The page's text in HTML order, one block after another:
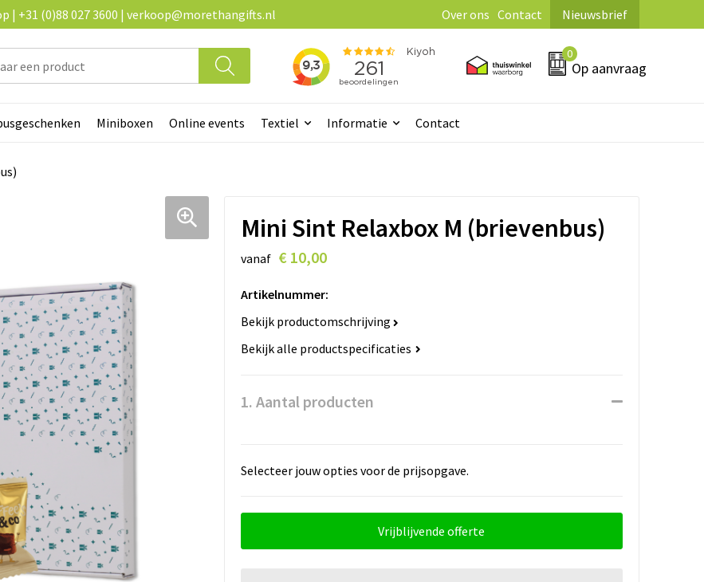
| +31 (0)88 027 3600 | verkoop@morethangifts.nl Over ons Contact Nieuwsbrief
0
Op aanvraag
Miniboxen Online events Textiel Informatie Contact
Mini Sint Relaxbox M (brievenbus)
vanaf € 10,00
Artikelnummer:
Bekijk productomschrijving
Bekijk alle productspecificaties
1. Aantal producten
Selecteer jouw opties voor de prijsopgave.
Vrijblijvende offerte